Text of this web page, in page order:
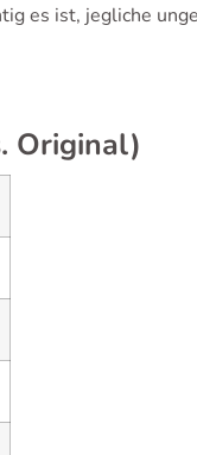
es ist, jegliche
Original)